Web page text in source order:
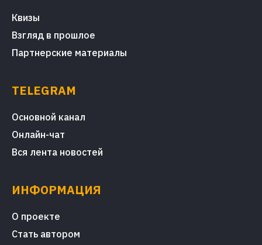
Квизы
Взгляд в прошлое
Партнерские материалы
TELEGRAM
Основной канал
Онлайн-чат
Вся лента новостей
ИНФОРМАЦИЯ
О проекте
Стать автором